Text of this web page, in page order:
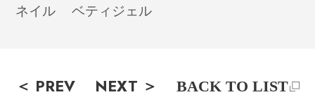
ネイル ベティジェル
＜ PREV NEXT ＞ BACK TO LIST